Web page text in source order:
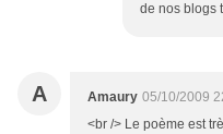
de nos blogs
A Amaury 05/10/2009
<br /> Le poème est